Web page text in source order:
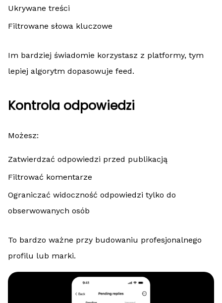
Ukrywane treści
Filtrowane słowa kluczowe
Im bardziej świadomie korzystasz z platformy, tym
lepiej algorytm dopasowuje feed.
Kontrola odpowiedzi
Możesz:
Zatwierdzać odpowiedzi przed publikacją
Filtrować komentarze
Ograniczać widoczność odpowiedzi tylko do
obserwowanych osób
To bardzo ważne przy budowaniu profesjonalnego
profilu lub marki.